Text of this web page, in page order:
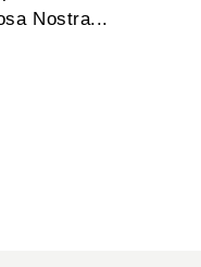
Nostra...